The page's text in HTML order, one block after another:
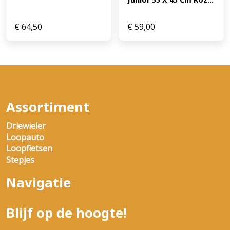
€64,50 €59,00
Assortiment
Driewieler
Loopauto
Loopfietsen
Stepjes
Navigatie
Blijf op de hoogte!